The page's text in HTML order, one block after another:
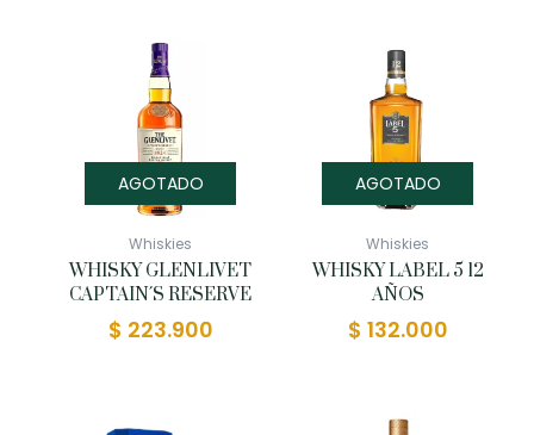
AGOTADO
Whiskies
WHISKY GLENLIVET
CAPTAIN´S RESERVE
$ 223.900
AGOTADO
Whiskies
WHISKY LABEL 5 12
AÑOS
$ 132.000